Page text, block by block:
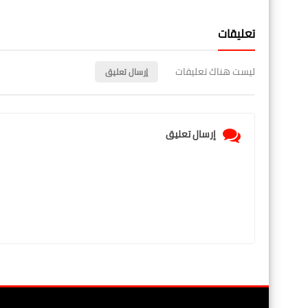
تعليقات
ليست هناك تعليقات إرسال تعليق
إرسال تعليق